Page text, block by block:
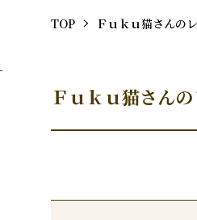
TOP Ｆｕｋｕ猫さんの
Ｆｕｋｕ猫さん